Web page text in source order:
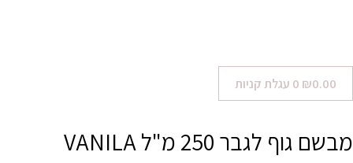
₪0.00
0 עגלת קניות
מבשם גוף לגבר 250 מ"ל VANILA